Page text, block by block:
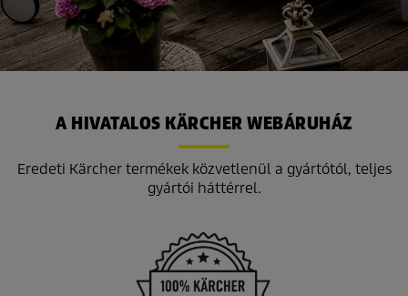
A HIVATALOS KÄRCHER WEBÁRUHÁZ
Eredeti Kärcher termékek közvetlenül a gyártótól, teljes
gyártói háttérrel.